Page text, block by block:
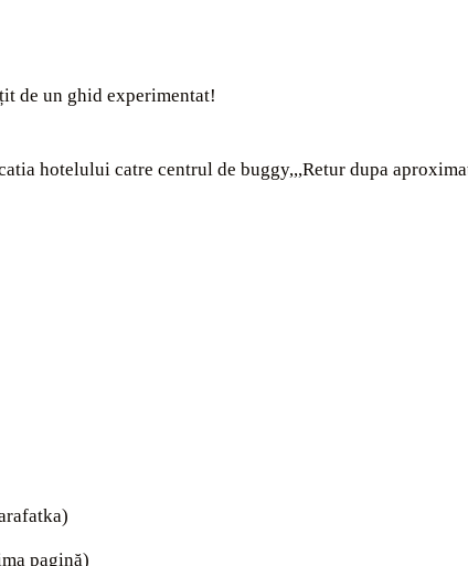
de un ghid experimentat!
hotelului catre centrul de buggy,,,Retur dupa
pagină)